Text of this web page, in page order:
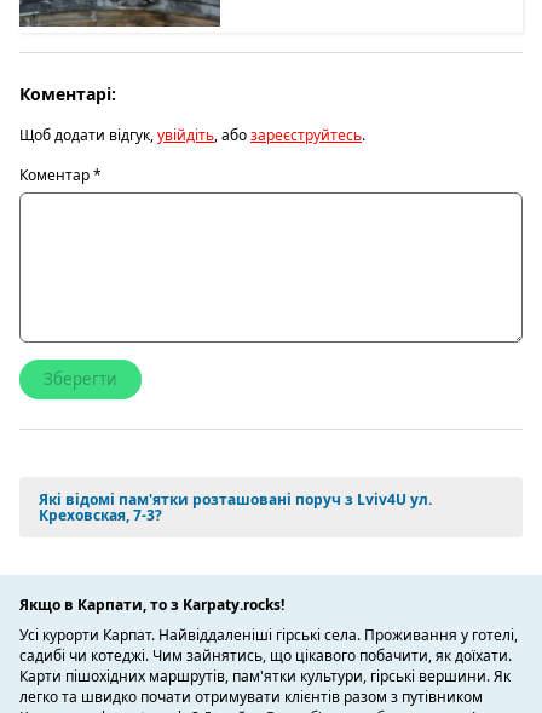
Коментарі:
Щоб додати відгук,увійдіть, абозареєструйтесь.
Коментар*
Які відомі пам'ятки розташовані поруч з Lviv4U ул.
Креховская, 7-3?
Якщо в Карпати, то з Karpaty.rocks!
Усі курорти Карпат. Найвіддаленіші гірські села. Проживання у готелі,
садибі чи котеджі. Чим зайнятись, що цікавого побачити, як доїхати.
Карти пішохідних маршрутів, пам'ятки культури, гірські вершини. Як
легко та швидко почати отримувати клієнтів разом з путівником